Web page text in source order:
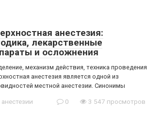
анестезия:
лекарственные
и осложнения
механизм действия, техника проведения
анестезия является одной из
местной анестезии. Синонимы
0 3 547 просмотров